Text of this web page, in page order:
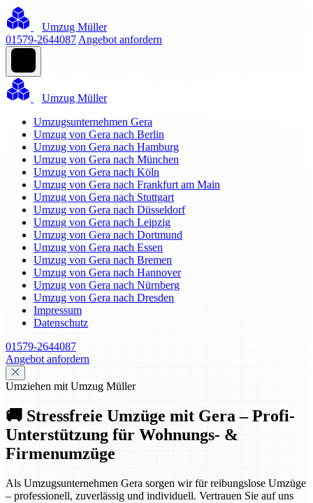
Umzug Müller
01579-2644087 Angebot anfordern
Umzug Müller
Umzugsunternehmen Gera
Umzug von Gera nach Berlin
Umzug von Gera nach Hamburg
Umzug von Gera nach München
Umzug von Gera nach Köln
Umzug von Gera nach Frankfurt am Main
Umzug von Gera nach Stuttgart
Umzug von Gera nach Düsseldorf
Umzug von Gera nach Leipzig
Umzug von Gera nach Dortmund
Umzug von Gera nach Essen
Umzug von Gera nach Bremen
Umzug von Gera nach Hannover
Umzug von Gera nach Nürnberg
Umzug von Gera nach Dresden
Impressum
Datenschutz
01579-2644087
Angebot anfordern
Umziehen mit Umzug Müller
🚚 Stressfreie Umzüge mit Gera – Profi-
Unterstützung für Wohnungs- &
Firmenumzüge
Als Umzugsunternehmen Gera sorgen wir für reibungslose Umzüge
– professionell, zuverlässig und individuell. Vertrauen Sie auf uns